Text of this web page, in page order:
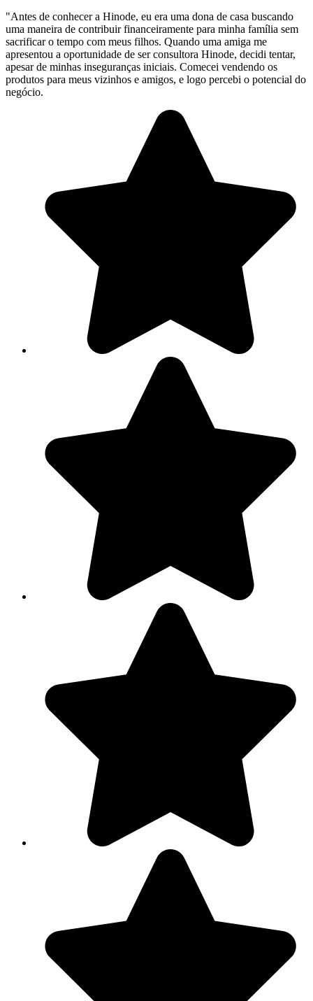
"Antes de conhecer a Hinode, eu era uma dona de casa buscando
uma maneira de contribuir financeiramente para minha família sem
sacrificar o tempo com meus filhos. Quando uma amiga me
apresentou a oportunidade de ser consultora Hinode, decidi tentar,
apesar de minhas inseguranças iniciais. Comecei vendendo os
produtos para meus vizinhos e amigos, e logo percebi o potencial do
negócio.